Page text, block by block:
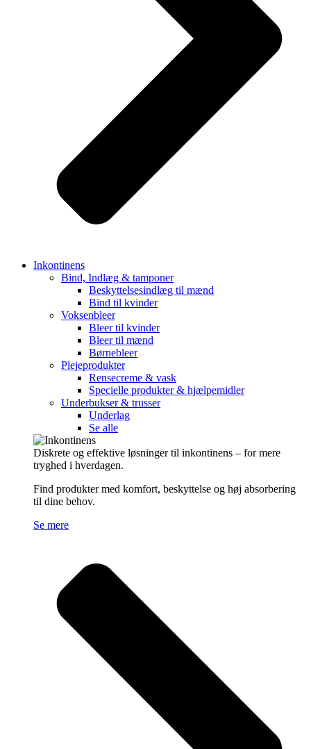
Inkontinens
Bind, Indlæg & tamponer
Beskyttelsesindlæg til mænd
Bind til kvinder
Voksenbleer
Bleer til kvinder
Bleer til mænd
Børnebleer
Plejeprodukter
Rensecreme & vask
Specielle produkter & hjælpemidler
Underbukser & trusser
Underlag
Se alle
Diskrete og effektive løsninger til inkontinens – for mere
tryghed i hverdagen.
Find produkter med komfort, beskyttelse og høj absorbering
til dine behov.
Se mere